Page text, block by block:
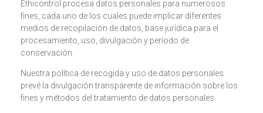
Ethicontrol procesa datos personales para numerosos
fines, cada uno de los cuales puede implicar diferentes
medios de recopilación de datos, base jurídica para el
procesamiento, uso, divulgación y período de
conservación.
Nuestra política de recogida y uso de datos personales
prevé la divulgación transparente de información sobre los
fines y métodos del tratamiento de datos personales.